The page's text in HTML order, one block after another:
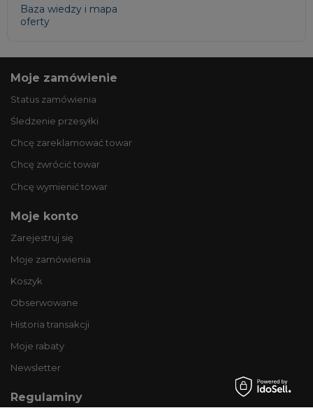
Baza wiedzy i mapa
oferty
Moje zamówienie
Status zamówienia
Śledzenie przesyłki
Chcę zareklamować towar
Chcę zwrócić towar
Chcę wymienić towar
Moje konto
Zarejestruj się
Moje zamówienia
Koszyk
Obserwowane
Historia transakcji
Moje rabaty
Newsletter
Regulaminy